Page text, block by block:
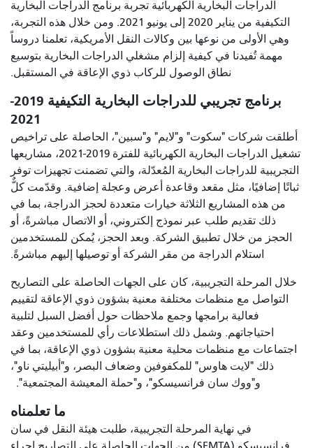
الدراجات البخارية الكهربائية تجربة برنامج الدراجات البخارية
التكيفية من يناير 2020 إلى يونيو 2021. ومن خلال هذه التجربة،
وهي الأولى من نوعها بين وكالات النقل الأمريكية، تعلمنا دروساً
مهمة تُفيدنا في كيفية إلزام مشغلي الدراجات البخارية بتوسيع
نطاق الوصول للركاب ذوي الإعاقة في المستقبل.
برنامج تجريبي للدراجات البخارية التكيفية 2019-
2021
أطلقت شركات "سكوت" و"لايم" و"سبين"، الحاصلة على تراخيص
تشغيل الدراجات البخارية الكهربائية للفترة 2019-2021، مشاريعها
التجريبية للدراجات البخارية المُعدّلة، والتي تضمنت تجهيزات توفر
ثباتًا إضافيًا، مثل مقعد وقاعدة أعرض وعجلة إضافية. وقدّمت كلٌّ
من هذه المشاريع الثلاثة خيارات متعددة لحجز الدراجة، بما في
ذلك تقديم طلب عبر نموذج إلكتروني، أو الاتصال مباشرةً، أو
الحجز من خلال تطبيق الشركة. وبعد الحجز، يُمكن للمستخدمين
استلام الدراجة من مقر الشركة أو توصيلها إليهم مباشرةً.
خلال المرحلة التجريبية، كان على الجهات الحاصلة على التصاريح
التواصل مع منظمات مختلفة معنية بشؤون ذوي الإعاقة لتقييم
فعالية برامجها وجمع ملاحظات حول أفضل السبل لتلبية
احتياجاتهم. وشمل ذلك استطلاعات رأي للمستخدمين وعقد
اجتماعات مع منظمات محلية معنية بشؤون ذوي الإعاقة، بما في
ذلك "لايت هاوس" للمكفوفين وضعاف البصر، و"أبيليتي ناو"،
و"ووك سان فرانسيسكو"، و"حملة المعيشة المجتمعية".
ما تعلمناه
في نهاية المرحلة التجريبية، طلبت هيئة النقل في سان